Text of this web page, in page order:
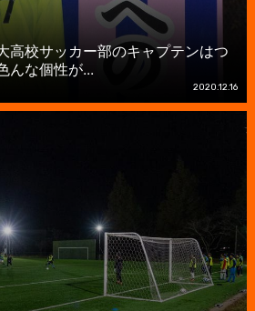
高校サッカー部のキャプテンはつ
んな個性が...
2020.12.16